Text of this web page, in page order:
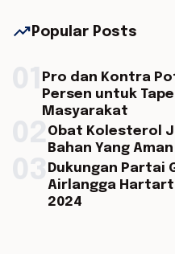
trending_up Popular Posts
Pro dan Kontra
Persen untuk
Masyarakat
Obat Kolesterol
Bahan Yang
Dukungan Partai
Airlangga
2024